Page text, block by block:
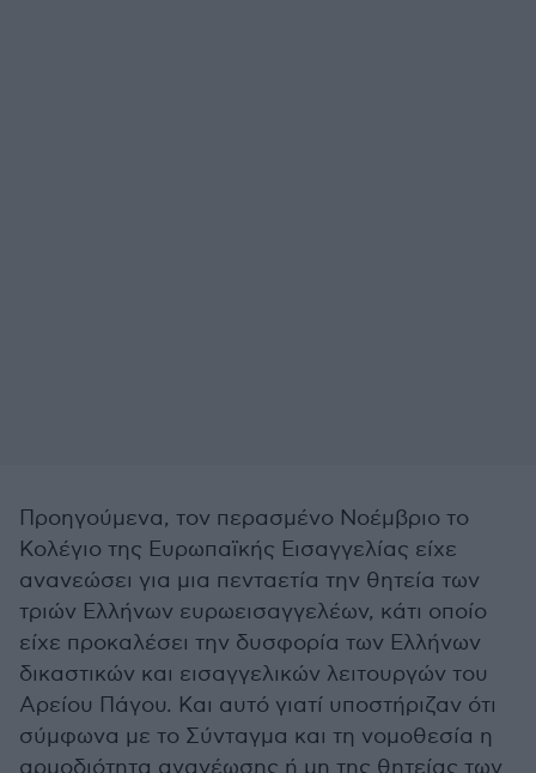
Προηγούμενα, τον περασμένο Νοέμβριο το
Κολέγιο της Ευρωπαϊκής Εισαγγελίας είχε
ανανεώσει για μια πενταετία την θητεία των
τριών Ελλήνων ευρωεισαγγελέων, κάτι οποίο
είχε προκαλέσει την δυσφορία των Ελλήνων
δικαστικών και εισαγγελικών λειτουργών του
Αρείου Πάγου. Και αυτό γιατί υποστήριζαν ότι
σύμφωνα με το Σύνταγμα και τη νομοθεσία η
αρμοδιότητα ανανέωσης ή μη της θητείας των